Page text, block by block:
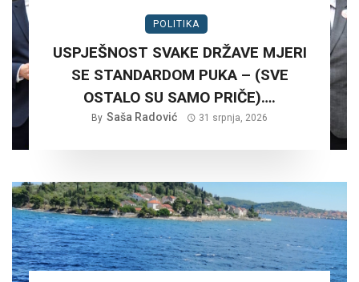
POLITIKA
USPJEŠNOST SVAKE DRŽAVE MJERI
SE STANDARDOM PUKA – (SVE
OSTALO SU SAMO PRIČE)….
By Saša Radović 31 srpnja, 2026